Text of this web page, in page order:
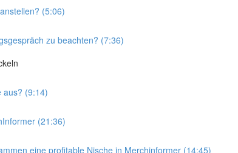
(5:06)
zu beachten? (7:36)
aus? (9:14)
(21:36)
eine profitable Nische in Merchinformer (14:45)